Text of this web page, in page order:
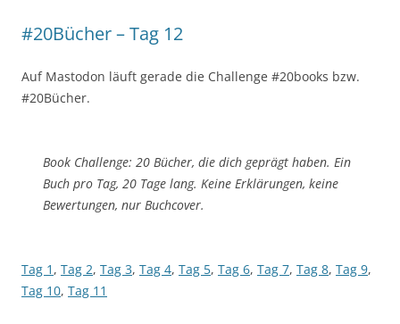
#20Bücher – Tag 12
Auf Mastodon läuft gerade die Challenge #20books bzw.
#20Bücher.
Book Challenge: 20 Bücher, die dich geprägt haben. Ein
Buch pro Tag, 20 Tage lang. Keine Erklärungen, keine
Bewertungen, nur Buchcover.
Tag 1 , Tag 2, Tag 3, Tag 4, Tag 5, Tag 6, Tag 7, Tag 8, Tag 9,
Tag 10, Tag 11